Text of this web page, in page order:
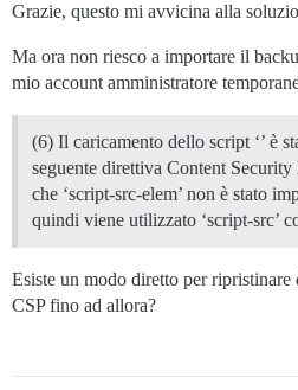
Grazie, questo mi avvicina alla
Ma ora non riesco a importare il
mio account amministratore
(6) Il caricamento dello script ‘’ è
seguente direttiva Content
che ‘script-src-elem’ non è stato
quindi viene utilizzato ‘script-src’
Esiste un modo diretto per
CSP fino ad allora?